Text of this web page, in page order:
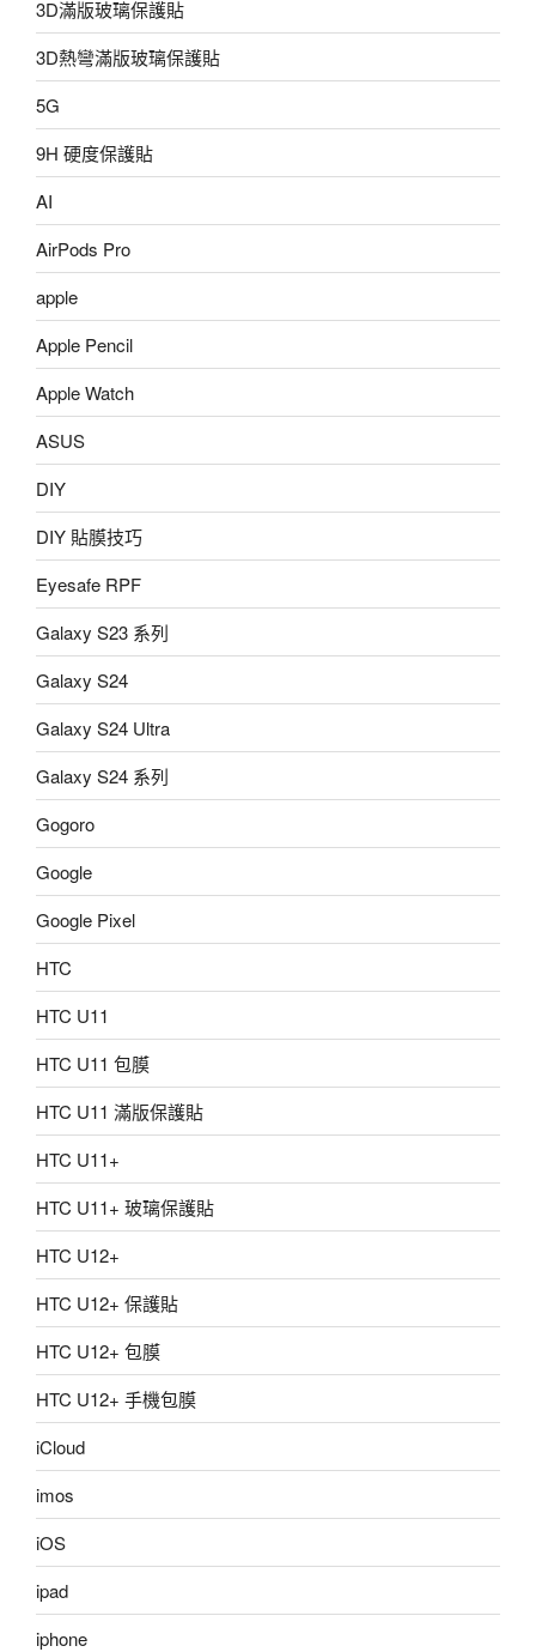
3D滿版玻璃保護貼
3D熱彎滿版玻璃保護貼
5G
9H 硬度保護貼
AI
AirPods Pro
apple
Apple Pencil
Apple Watch
ASUS
DIY
DIY 貼膜技巧
Eyesafe RPF
Galaxy S23 系列
Galaxy S24
Galaxy S24 Ultra
Galaxy S24 系列
Gogoro
Google
Google Pixel
HTC
HTC U11
HTC U11 包膜
HTC U11 滿版保護貼
HTC U11+
HTC U11+ 玻璃保護貼
HTC U12+
HTC U12+ 保護貼
HTC U12+ 包膜
HTC U12+ 手機包膜
iCloud
imos
iOS
ipad
iphone